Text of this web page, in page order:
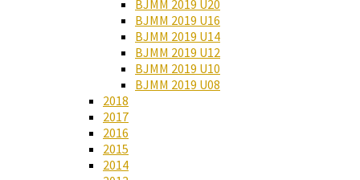
BJMM 2019 U20
BJMM 2019 U16
BJMM 2019 U14
BJMM 2019 U12
BJMM 2019 U10
BJMM 2019 U08
2018
2017
2016
2015
2014